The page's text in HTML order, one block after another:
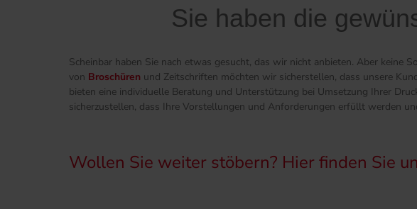
Sie haben die
Scheinbar haben Sie nach etwas gesucht, das wir nicht anbieten. Aber
von Broschüren und Zeitschriften möchten wir sicherstellen, dass unsere
bieten eine individuelle Beratung und Unterstützung bei Umsetzung Ihrer
sicherzustellen, dass Ihre Vorstellungen und Anforderungen erfüllt werden
Wollen Sie weiter stöbern? Hier finden Sie